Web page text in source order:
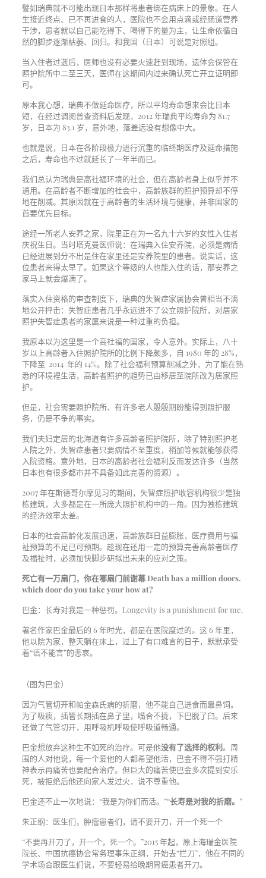
譬如瑞典就不可能出现日本那样将患者绑在病床上的景象。在人
生接近终点、已不再进食的人，医院也不会用点滴或经肠道营养
干涉，患者就以自己能吃得下、喝得下的量为主，让生命依循自
然的脚步逐渐枯萎、回归。和我国（日本）可说是对照组。
当入住者过逝后，医师也没有必要火速赶到现场，遗体会保管在
照护院所中二至三天，医师在这期间内过来确认死亡开立证明即
可。
原本我心想，瑞典不做延命医疗，所以平均寿命想来会比日本
短，在经过调阅普查资料后发现，2012 年瑞典平均寿命为 81.7
岁，日本为 83.1 岁，意外地，落差远没有想像中大。
也就是说，日本在各阶段极力进行沉重的临终期医疗及延命措施
之后，寿命也不过就延长了一年半而已。
我们总认为瑞典是高社福环境的社会，但在高龄者身上似乎并不
通用。在高龄者不断增加的社会中，高龄族群的照护预算却不停
地在削减。其原因就在于高龄者的生活环境与健康，并非国家的
首要优先目标。
途经一所老人安养之家，院里正在为一名九十六岁的女性入住者
庆祝生日。当时塔克曼医师说：在瑞典入住安养院，必须是病情
已经进展到分不出是住在家里还是安养院里的患者。说实话，这
位患者来得太早了。如果这个等级的人也能入住的话，那安养之
家马上就会爆满了。
落实入住资格的审查制度下，瑞典的失智症家属协会曾相当不满
地公开抨击：失智症患者几乎永远进不了公立照护院所，对居家
照护失智症患者的家属来说是一种过重的负担。
我原本以为这里是一个高社福的国家，令人意外。实际上，八十
岁以上高龄者入住照护院所的比例下降颇多，自 1980 年的 28%，
下降至 2014 年的 14%。除了社会福利预算削减之外，为了能在熟
悉的环境裡生活，高龄者照护的趋势已由移居至院所改为居家照
护。
但是，社会需要照护院所、有许多老人殷殷期盼能得到照护服
务，仍是不争的事实。
我们夫妇定居的北海道有许多高龄者照护院所，除了特别照护老
人院之外，失智症患者只要病情不至重度，稍加等候就能够获得
入院资格。意外地，日本的高龄者社会福利反而发达许多（当然
日本也有很多都市并不具备如此完善的资源）。
2007 年在斯德哥尔摩见习的期间，失智症照护收容机构很少是独
栋建筑，大多都是在一所庞大照护机构中的一角。因为独栋建筑
的经济效率太差。
日本的社会高龄化发展迅速，高龄族群日益膨胀，医疗费用与福
祉预算的不足已可预期。趁现在还用一定的预算完善高龄者医疗
及福祉时，必须加快脚步研拟出未来的应对之策。
死亡有一万扇门，你在哪扇门前谢幕 Death has a million doors.
which door do you take your bow at?
巴金：长寿对我是一种惩罚。Longevity is a punishment for me.
著名作家巴金最后的 6 年时光，都是在医院度过的。这 6 年里，
他以院为家，整天躺在床上，过上了有口难言的日子，默默承受
着“语不能言”的悲哀。
（图为巴金）
因为气管切开和帕金森氏病的折磨，他不能自己进食而靠鼻饲。
为了吸痰，插管长期插在鼻子里，嘴合不拢，下巴脱了臼。后来
还做了气管切开，用呼吸机呼吸使呼吸道畅通。
巴金想放弃这种生不如死的治疗。可是他没有了选择的权利。周
围的人对他说，每一个爱他的人都希望他活，巴金不得不强打精
神表示再痛苦也要配合治疗。但巨大的痛苦使巴金多次提到安乐
死，被拒绝后他还向家人发过火，说不尊重他。
巴金还不止一次地说：“我是为你们而活。”“长寿是对我的折磨。 ”
朱正纲：医生们，肿瘤患者们，请不要开刀，开一个死一个
“不要再开刀了，开一个，死一个。”2015 年起，原上海瑞金医院
院长、中国抗癌协会常务理事朱正纲，开始去“拦刀”，他在不同的
学术场合跟医生们说，不要轻易给晚期胃癌患者开刀。